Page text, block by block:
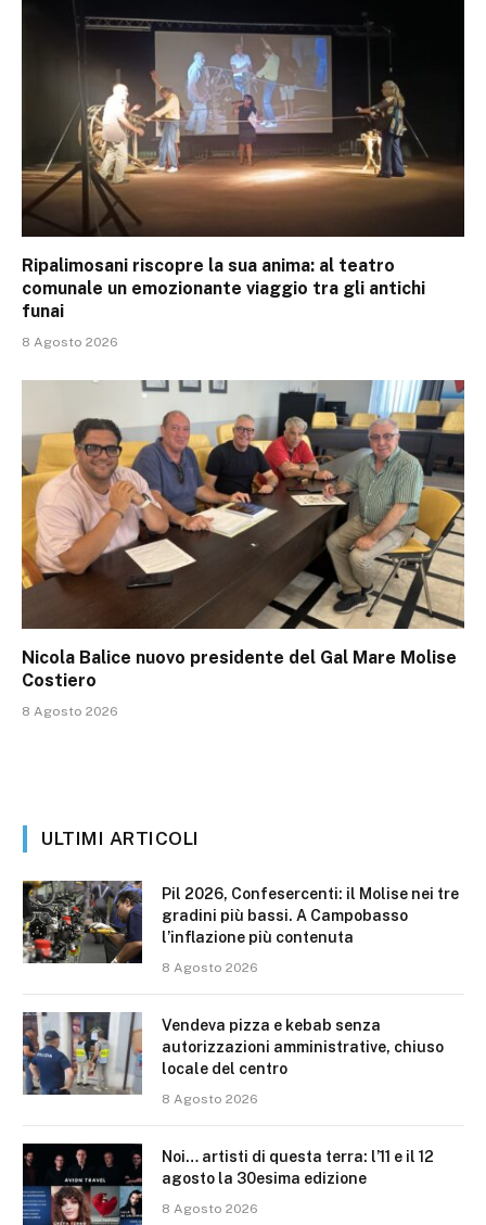
Ripalimosani riscopre la sua anima: al teatro
comunale un emozionante viaggio tra gli antichi
funai
8 Agosto 2026
Nicola Balice nuovo presidente del Gal Mare Molise
Costiero
8 Agosto 2026
ULTIMI ARTICOLI
Pil 2026, Confesercenti: il Molise nei tre
gradini più bassi. A Campobasso
l’inflazione più contenuta
8 Agosto 2026
Vendeva pizza e kebab senza
autorizzazioni amministrative, chiuso
locale del centro
8 Agosto 2026
Noi… artisti di questa terra: l’11 e il 12
agosto la 30esima edizione
8 Agosto 2026